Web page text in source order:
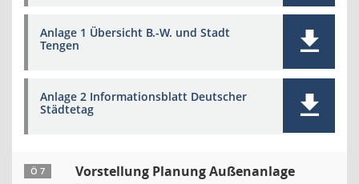
Anlage 1 Übersicht B.-W. und Stadt
Tengen
Anlage 2 Informationsblatt Deutscher
Städtetag
Ö 7
Vorstellung Planung Außenanlage